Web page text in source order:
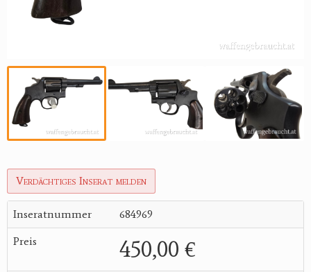
Verdächtiges Inserat melden
Inseratnummer 684969
Preis 450,00 €